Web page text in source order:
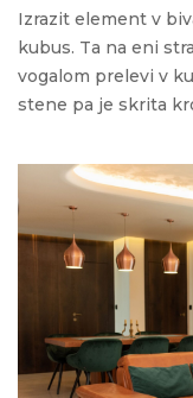
Izrazit element v
kubus. Ta na eni
vogalom prelevi v
stene pa je skrita